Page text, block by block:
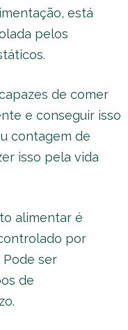
está
pelos
de comer
e conseguir isso
contagem de
isso pela vida
alimentar é
por
Pode ser
de